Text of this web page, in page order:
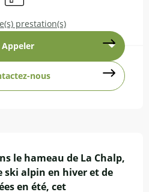
prestation(s)
Appeler
nous
le hameau de La Chalp,
ski alpin en hiver et de
en été, cet